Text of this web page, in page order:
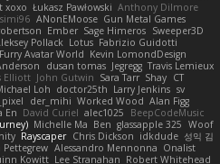
xoxo Łukasz Pawłowski Anthony Dilmore
ANonEMoose Gun Metal Games
Ember Sage Himeros Sweeper3D
Pollack Lotus Fabrizio Guidotti
Avatar World Kevin LomondDesign
dusan tomas Jegregg Travis Lemieux
Elliott John Gutwin Sara Tarr Shay CT
Loh doctor25th Larry Jenkins sv
der_mihi Worked Wood Alan Figg
En David Curiel alec1025
BeepCodeMusic
Michelle Ma Ben glassapple 325 Woof
Rayscaper Chris Dickson idkdude 성익 김
Pettegrew Alessandro Mennonna Onalist
Kowitt Lee Stranahan Robert Whitehead